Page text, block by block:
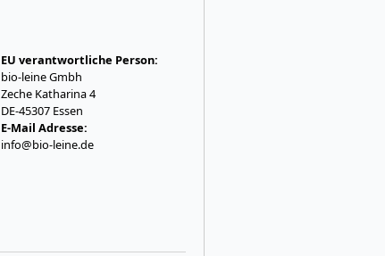
EU verantwortliche Person:
bio-leine Gmbh
Zeche Katharina 4
DE-45307 Essen
E-Mail Adresse:
info@bio-leine.de